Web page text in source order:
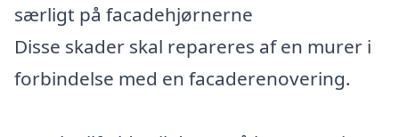
særligt på facadehjørnerne
Disse skader skal repareres af en murer i
forbindelse med en facaderenovering.